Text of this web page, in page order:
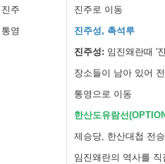
진주
통영
진주로 이동
진주성, 촉석루
진주성: 임진왜란때 '
장소들이 남아 있어
통영으로 이동
한산도유람선
제승당, 한산대첩 전
임진왜란의 역사를